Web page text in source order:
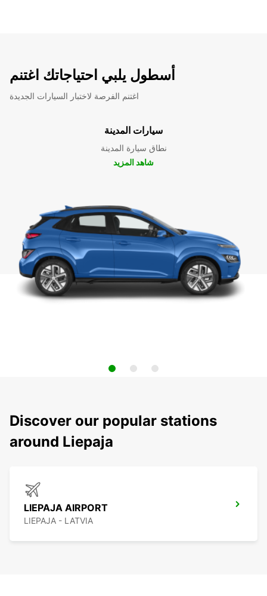
أسطول يلبي احتياجاتك اغتنم
اغتنم الفرصة لاختبار السيارات الجديدة
سيارات المدينة
نطاق سيارة المدينة
شاهد المزيد
Discover our popular stations
around Liepaja
LIEPAJA AIRPORT
LIEPAJA - LATVIA